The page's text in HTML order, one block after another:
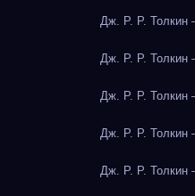
Дж. Р. Р. Толкин
Дж. Р. Р. Толкин
Дж. Р. Р. Толкин
Дж. Р. Р. Толкин
Дж. Р. Р. Толкин